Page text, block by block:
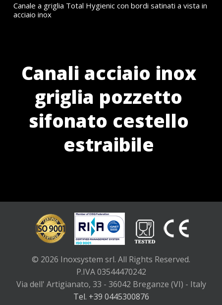
Canale a griglia Total Hygienic con bordi satinati a vista in
acciaio inox
Canali acciaio inox
griglia pozzetto
sifonato cestello
estraibile
© 2026 Inoxsystem srl. All Rights Reserved.
P.IVA 03544470242
Via dell' Artigianato, 33 - 36042 Breganze (VI) - Italy
Tel. +39 0445300876